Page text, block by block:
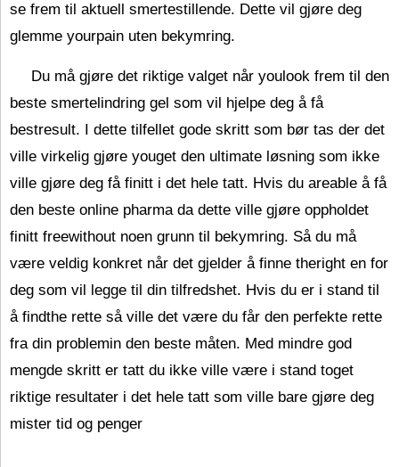
se frem til aktuell smertestillende. Dette vil gjøre deg
glemme yourpain uten bekymring.
Du må gjøre det riktige valget når youlook frem til den
beste smertelindring gel som vil hjelpe deg å få
bestresult. I dette tilfellet gode skritt som bør tas der det
ville virkelig gjøre youget den ultimate løsning som ikke
ville gjøre deg få finitt i det hele tatt. Hvis du areable å få
den beste online pharma da dette ville gjøre oppholdet
finitt freewithout noen grunn til bekymring. Så du må
være veldig konkret når det gjelder å finne theright en for
deg som vil legge til din tilfredshet. Hvis du er i stand til
å findthe rette så ville det være du får den perfekte rette
fra din problemin den beste måten. Med mindre god
mengde skritt er tatt du ikke ville være i stand toget
riktige resultater i det hele tatt som ville bare gjøre deg
mister tid og penger